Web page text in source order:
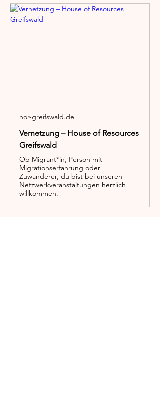
hor-greifswald.de
Vernetzung – House of Resources
Greifswald
Ob Migrant*in, Person mit
Migrationserfahrung oder
Zuwanderer, du bist bei unseren
Netzwerkveranstaltungen herzlich
willkommen.